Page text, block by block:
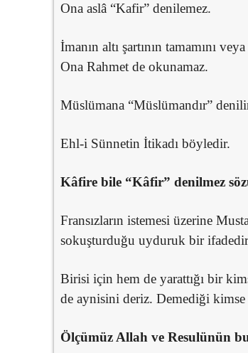
Ona aslâ “Kafir” denilemez.
İmanın altı şartının tamamını
Ona Rahmet de okunamaz.
Müslümana “Müslümandır”
Ehl-i Sünnetin İtikadı böyledir.
Kâfire bile “Kâfir” denilmez
Fransızların istemesi üzerine
sokuşturduğu uyduruk bir
Birisi için hem de yarattığı bir
de aynisini deriz. Demediği
Ölçümüz Allah ve Resulünün